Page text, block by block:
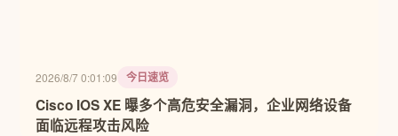
2026/8/7 0:01:09 今日速览
Cisco IOS XE 曝多个高危安全漏洞，企业网络设备
面临远程攻击风险